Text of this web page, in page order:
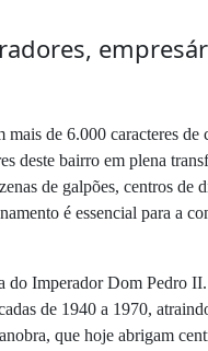
de 6.000 caracteres de
deste bairro em plena
de galpões, centros de
é essencial para a
do Imperador Dom Pedro
de 1940 a 1970,
que hoje abrigam